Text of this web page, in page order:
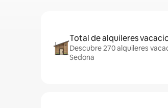
Total de alquileres
Descubre 270 alquileres
Sedona